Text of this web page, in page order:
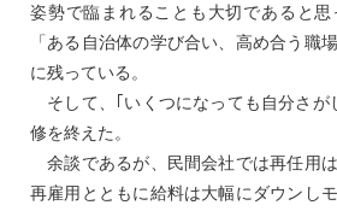
姿勢で臨まれることも大切であると思
「ある自治体の学び合い、高め合う職
に残っている。
そして、｢いくつになっても自分さが
修を終えた。
余談であるが、民間会社では再任用は
再雇用とともに給料は大幅にダウンし